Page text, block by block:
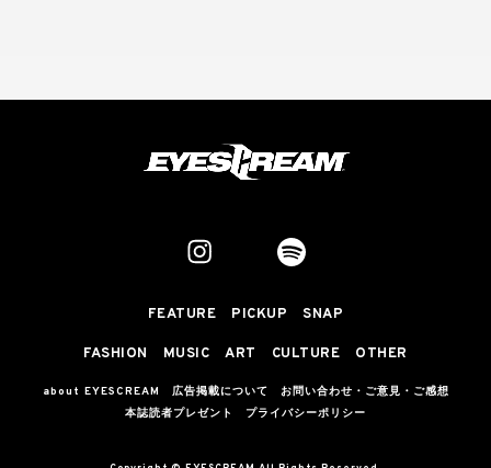
FEATURE PICKUP SNAP
FASHION MUSIC ART CULTURE OTHER
about EYESCREAM 広告掲載について
お問い合わせ・ご意見・ご感想
本誌読者プレゼント
プライバシーポリシー